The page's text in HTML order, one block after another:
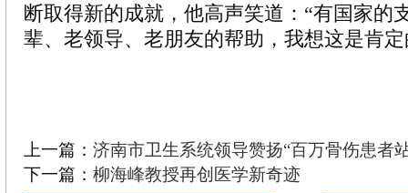
断取得新的成就，他高声笑道：“有国家的
辈、老领导、老朋友的帮助，我想这是肯定
上一篇： 济南市卫生系统领导赞扬“百万骨伤患者
下一篇： 柳海峰教授再创医学新奇迹